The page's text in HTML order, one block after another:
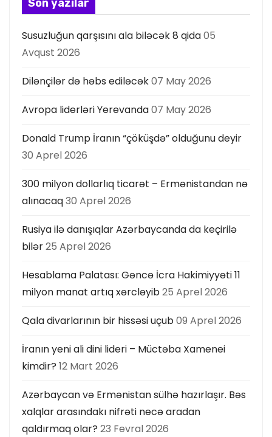
s
ı
Son yazılar
Susuzluğun qarşısını ala biləcək 8 qida05
Avqust 2026
Dilənçilər də həbs ediləcək07 May 2026
Avropa liderləri Yerevanda07 May 2026
Donald Trump İranın “çöküşdə” olduğunu deyir
30 Aprel 2026
300 milyon dollarlıq ticarət – Ermənistandan nə
alınacaq30 Aprel 2026
Rusiya ilə danışıqlar Azərbaycanda da keçirilə
bilər25 Aprel 2026
Hesablama Palatası: Gəncə İcra Hakimiyyəti 11
milyon manat artıq xərcləyib25 Aprel 2026
Qala divarlarının bir hissəsi uçub09 Aprel 2026
İranın yeni ali dini lideri – Müctəba Xamenei
kimdir? 12 Mart 2026
Azərbaycan və Ermənistan sülhə hazırlaşır. Bəs
xalqlar arasındakı nifrəti necə aradan
qaldırmaq olar? 23 Fevral 2026